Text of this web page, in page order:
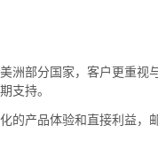
洲部分国家，客户更重
支持。
的产品体验和直接利益，